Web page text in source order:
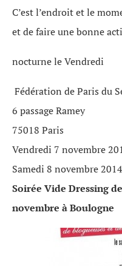
C’est l’endroit et le
et de faire une bonne
nocturne le Vendredi
Fédération de Paris du
6 passage Ramey
75018 Paris
Vendredi 7 novembre
Samedi 8 novembre
Soirée Vide Dressing
novembre à Boulogne